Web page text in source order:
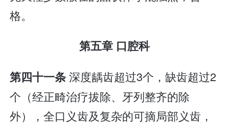
格。
第五章 口腔科
第四十一条深度龋齿超过3个，缺齿超过2
个（经正畸治疗拔除、牙列整齐的除
外），全口义齿及复杂的可摘局部义齿，